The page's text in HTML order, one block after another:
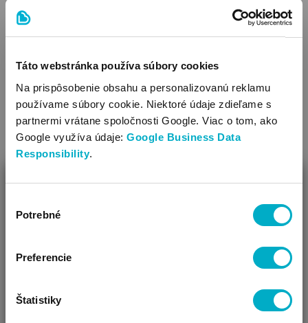
Táto webstránka používa súbory cookies
Na prispôsobenie obsahu a personalizovanú reklamu
používame súbory cookie. Niektoré údaje zdieľame s
partnermi vrátane spoločnosti Google. Viac o tom, ako
Google využíva údaje: Google Business Data
Responsibility.
súhlasu
Potrebné
Preferencie
Štatistiky
Čižmy Otepľovačky